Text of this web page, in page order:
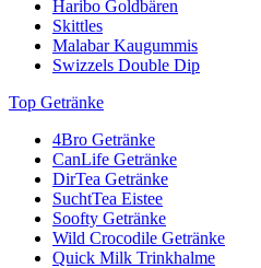
Haribo Goldbären
Skittles
Malabar Kaugummis
Swizzels Double Dip
Top Getränke
4Bro Getränke
CanLife Getränke
DirTea Getränke
SuchtTea Eistee
Soofty Getränke
Wild Crocodile Getränke
Quick Milk Trinkhalme